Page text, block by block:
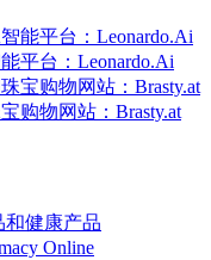
平台：Leonardo.Ai
购物网站：Brasty.at
和健康产品
Online